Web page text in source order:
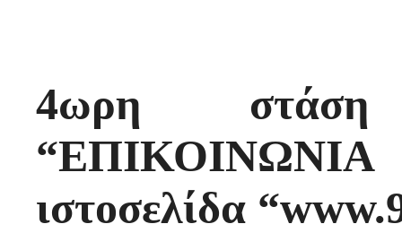
4ωρη στάση
ιστοσελίδα